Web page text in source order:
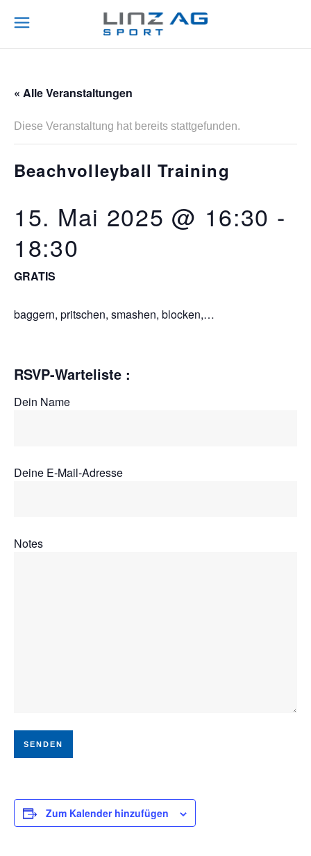
« Alle Veranstaltungen
Diese Veranstaltung hat bereits stattgefunden.
Beachvolleyball Training
15. Mai 2025 @ 16:30 -
18:30
GRATIS
baggern, pritschen, smashen, blocken,…
RSVP-Warteliste :
Dein Name
Deine E-Mail-Adresse
Notes
Zum Kalender hinzufügen